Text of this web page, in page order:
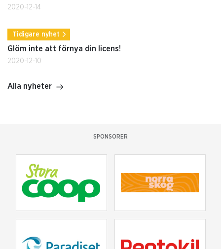
2020-12-14
Tidigare nyhet
Glöm inte att förnya din licens!
2020-12-10
Alla nyheter
SPONSORER